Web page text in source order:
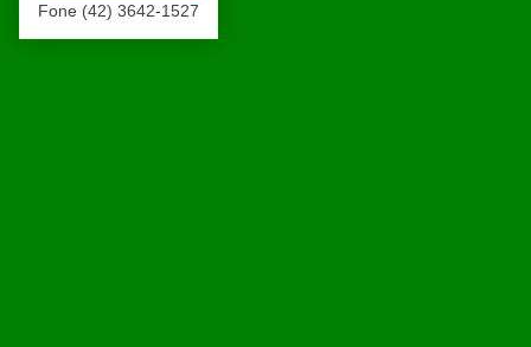
Fone (42) 3642-1527